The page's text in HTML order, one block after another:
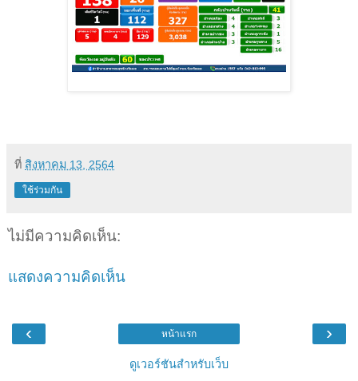
ที่ สิงหาคม 13, 2564
ใช้ร่วมกัน
ไม่มีความคิดเห็น:
แสดงความคิดเห็น
‹ ›
หน้าแรก
ดูเวอร์ชันสำหรับเว็บ